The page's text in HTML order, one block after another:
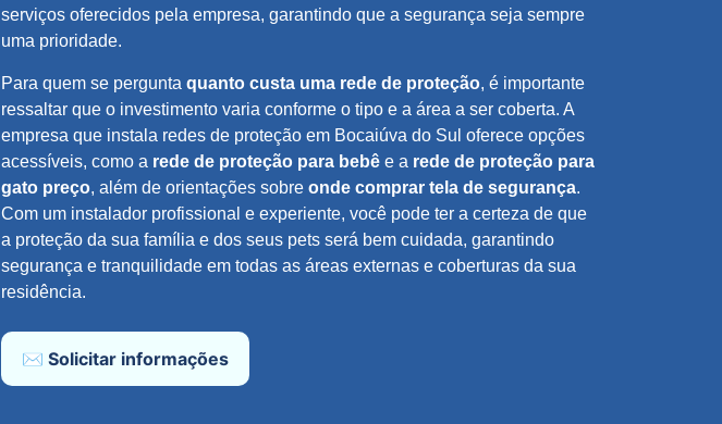
serviços oferecidos pela empresa, garantindo que a segurança seja sempre
uma prioridade.
Para quem se pergunta quanto custa uma rede de proteção, é importante
ressaltar que o investimento varia conforme o tipo e a área a ser coberta. A
empresa que instala redes de proteção em Bocaiúva do Sul oferece opções
acessíveis, como a rede de proteção para bebê e a rede de proteção para
gato preço, além de orientações sobre onde comprar tela de segurança.
Com um instalador profissional e experiente, você pode ter a certeza de que
a proteção da sua família e dos seus pets será bem cuidada, garantindo
segurança e tranquilidade em todas as áreas externas e coberturas da sua
residência.
✉️ Solicitar informações